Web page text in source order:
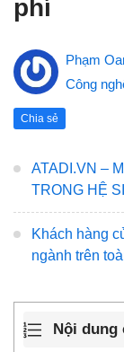
phí
Phạm
Công
Chia sẻ
ATADI.VN –
TRONG HỆ
Khách hàng
ngành trên
Nội dung